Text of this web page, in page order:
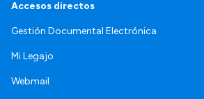
Accesos directos
Gestión Documental Electrónica
Mi Legajo
Webmail